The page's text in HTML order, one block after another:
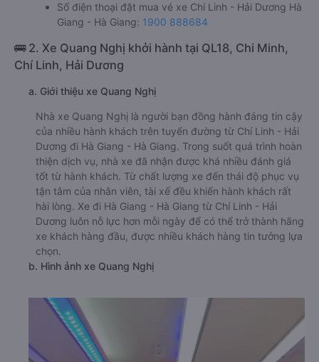
Số điện thoại đặt mua vé xe Chí Linh - Hải Dương Hà
Giang - Hà Giang: 1900 888684
🚌 2. Xe Quang Nghị khởi hành tại QL18, Chi Minh,
Chí Linh, Hải Dương
a. Giới thiệu xe Quang Nghị
Nhà xe Quang Nghị là người bạn đồng hành đáng tin cậy
của nhiều hành khách trên tuyến đường từ Chí Linh - Hải
Dương đi Hà Giang - Hà Giang. Trong suốt quá trình hoàn
thiện dịch vụ, nhà xe đã nhận được khá nhiều đánh giá
tốt từ hành khách. Từ chất lượng xe đến thái độ phục vụ
tận tâm của nhân viên, tài xế đều khiến hành khách rất
hài lòng. Xe đi Hà Giang - Hà Giang từ Chí Linh - Hải
Dương luôn nỗ lực hơn mỗi ngày để có thể trở thành hãng
xe khách hàng đầu, được nhiều khách hàng tin tưởng lựa
chọn.
b. Hình ảnh xe Quang Nghị